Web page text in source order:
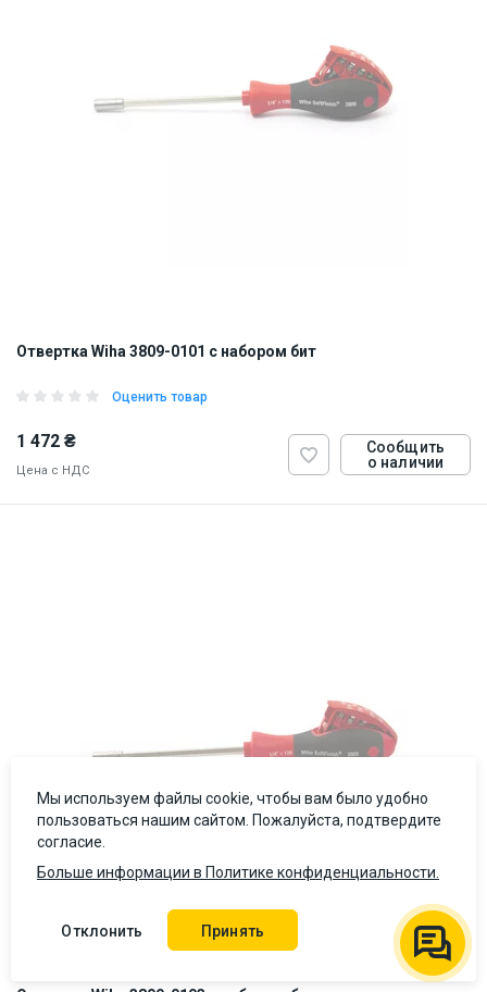
Отвертка Wiha 3809-0101 с набором бит
Оценить товар
1 472 ₴
Цена с НДС
Сообщить
о наличии
Мы используем файлы cookie, чтобы вам было удобно
пользоваться нашим сайтом. Пожалуйста, подтвердите
согласие.
Больше информации в Политике конфиденциальности.
Отклонить Принять